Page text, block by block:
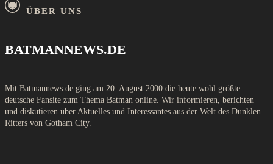
ÜBER UNS
BATMANNEWS.DE
Mit Batmannews.de ging am 20. August 2000 die heute wohl größte
deutsche Fansite zum Thema Batman online. Wir informieren, berichten
und diskutieren über Aktuelles und Interessantes aus der Welt des Dunklen
Ritters von Gotham City.